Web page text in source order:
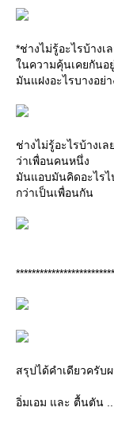
*ช่างไม่รู้อะไรบ้าง
นความคุ้นเคยกันอยู่
มันแฝงอะไรบางอย่
ช่างไม่รู้อะไรบ้างเล
ว่าเพื่อนคนหนึ่ง
มันแอบมันคิดอะไรไ
กว่าเป็นเพื่อนกัน
สรุปได้คำเดียวครับ
อิ่มเอม และ ตื้นตัน